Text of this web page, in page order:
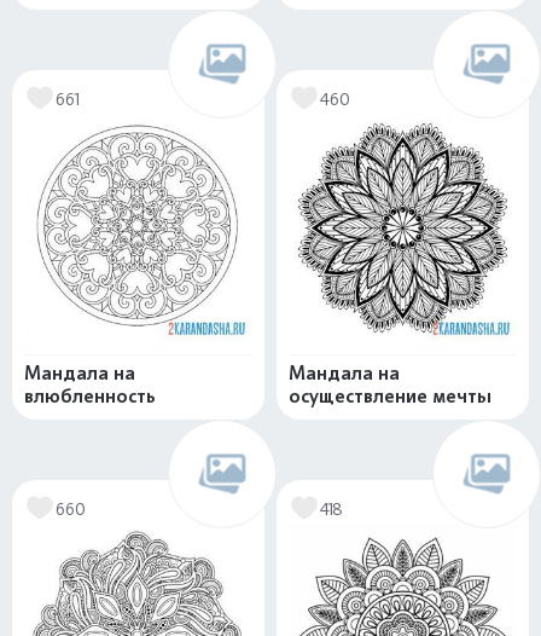
661
Мандала на
влюбленность
460
Мандала на
осуществление мечты
660 418